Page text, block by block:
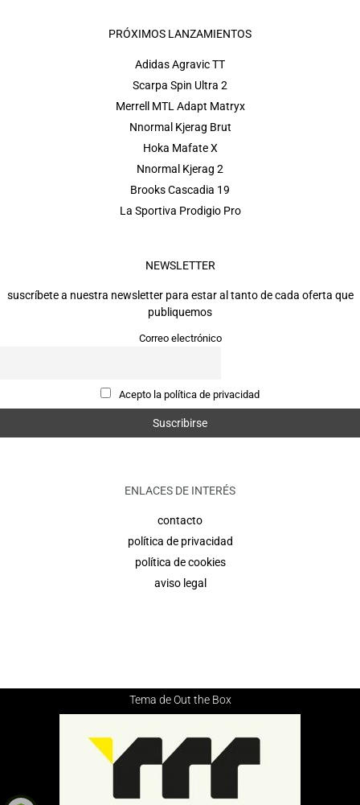
PRÓXIMOS LANZAMIENTOS
Adidas Agravic TT
Scarpa Spin Ultra 2
Merrell MTL Adapt Matryx
Nnormal Kjerag Brut
Hoka Mafate X
Nnormal Kjerag 2
Brooks Cascadia 19
La Sportiva Prodigio Pro
NEWSLETTER
suscríbete a nuestra newsletter para estar al tanto de cada oferta que
publiquemos
Correo electrónico
Acepto la política de privacidad
ENLACES DE INTERÉS
contacto
política de privacidad
política de cookies
aviso legal
Tema deOut the Box